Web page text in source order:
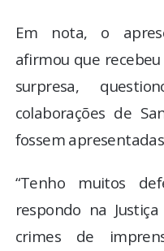
Em nota, o
afirmou que
surpresa,
colaborações de
fossem
“Tenho muitos
respondo na
crimes de